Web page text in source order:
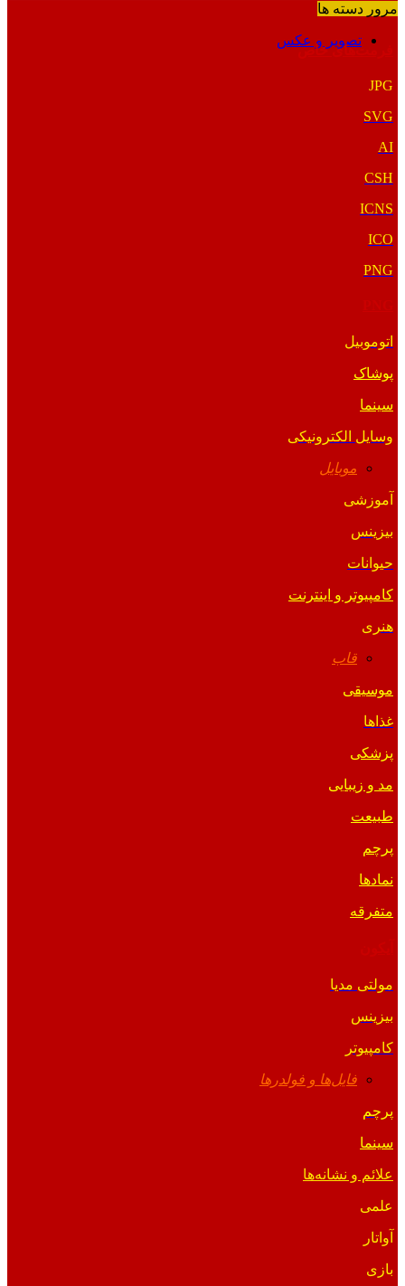
مرور دسته ها
تصویر و عکس
فرمت‌های خاص
JPG
SVG
AI
CSH
ICNS
ICO
PNG
اتوموبیل
پوشاک
سینما
وسایل الکترونیکی
موبایل
آموزشی
بیزینس
حیوانات
کامپیوتر و اینترنت
هنری
قاب
موسیقی
غذاها
پزشکی
مد و زیبایی
طبیعت
پرچم
نمادها
متفرقه
مولتی مدیا
بیزینس
کامپیوتر
فایل‌ها و فولدرها
پرچم
سینما
علائم و نشانه‌ها
علمی
آواتار
بازی